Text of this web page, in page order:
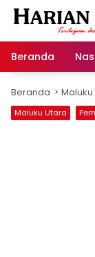
Langsung
Beranda
Beranda
Maluku Utara